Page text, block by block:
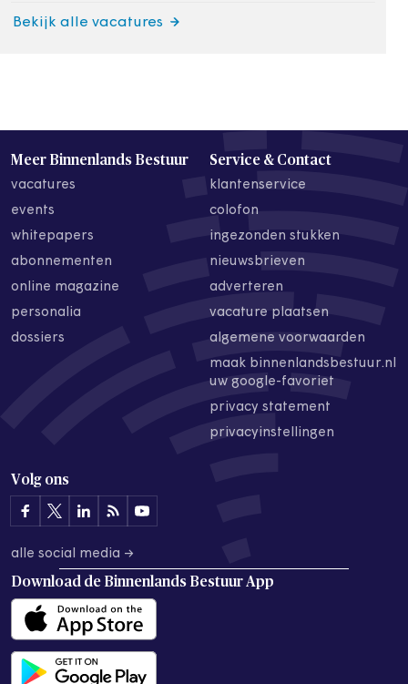
Bekijk alle vacatures
Meer Binnenlands Bestuur
vacatures
events
whitepapers
abonnementen
online magazine
personalia
dossiers
Service & Contact
klantenservice
colofon
ingezonden stukken
nieuwsbrieven
adverteren
vacature plaatsen
algemene voorwaarden
maak binnenlandsbestuur.nl
uw google-favoriet
privacy statement
privacyinstellingen
Volg ons
alle social media →
Download de Binnenlands Bestuur App